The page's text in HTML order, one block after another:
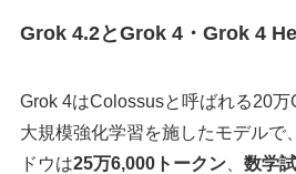
Grok 4.2とGrok 4・Grok 4
Grok 4はColossusと呼ばれる20
大規模強化学習を施したモデルで
ドウは25万6,000トークン、 数学